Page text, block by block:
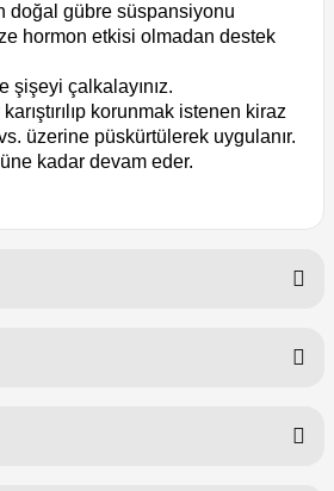
doğal gübre süspansiyonu
hormon etkisi olmadan destek
şişeyi çalkalayınız.
korunmak istenen kiraz
üzerine püskürtülerek uygulanır.
kadar devam eder.